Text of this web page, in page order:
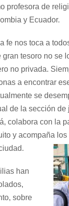
profesora de
y Ecuador.
fe nos toca a
gran tesoro no se
no privada.
a encontrar
se
de la sección
colabora con la
y acompaña
han
sobre